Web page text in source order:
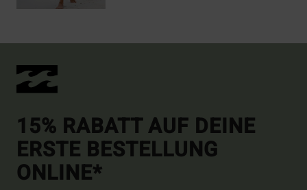
15% RABATT AUF DEINE
ERSTE BESTELLUNG
ONLINE*